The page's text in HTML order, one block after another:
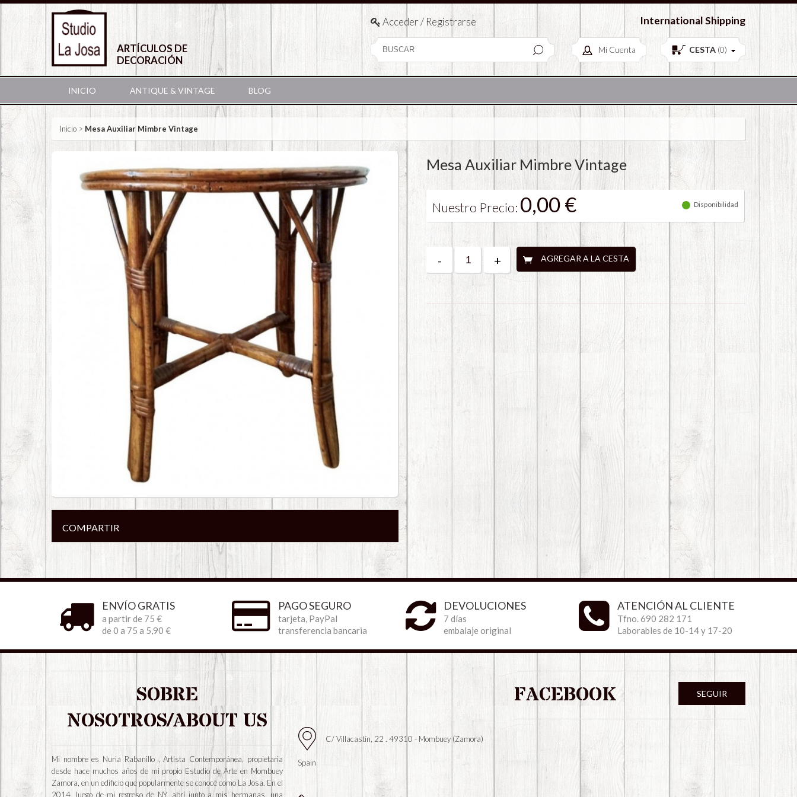
ARTÍCULOS DE
DECORACIÓN
Acceder / Registrarse International Shipping
European Antiques & Vintage items
Mi Cuenta CESTA(0)
INICIO ANTIQUE & VINTAGE BLOG
Inicio > Mesa Auxiliar Mimbre Vintage
COMPARTIR
Mesa Auxiliar Mimbre Vintage
Nuestro Precio: 0,00 € Disponibilidad
- + AGREGAR A LA CESTA
ENVÍO GRATIS
a partir de 75 €
de 0 a 75 a 5,90 €
PAGO SEGURO
tarjeta, PayPal
transferencia bancaria
DEVOLUCIONES
7 días
embalaje original
ATENCIÓN AL CLIENTE
Tfno. 690 282 171
Laborables de 10-14 y 17-20
SOBRE
NOSOTROS/ABOUT US
Mi nombre es Nuria Rabanillo , Artista Contemporánea, propietaria
desde hace muchos años de mi propio Estudio de Arte en Mombuey
Zamora, en un edificio que popularmente se conoce como La Josa. En el
2014, luego de mi regreso de NY, abrí junto a mis hermanas, una
C/ Villacastín, 22 . 49310 - Mombuey (Zamora)
Spain
FACEBOOK SEGUIR